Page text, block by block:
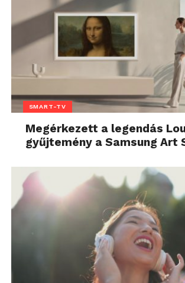
SMART-TV
Megérkezett a legendás
gyűjtemény a Samsung Art